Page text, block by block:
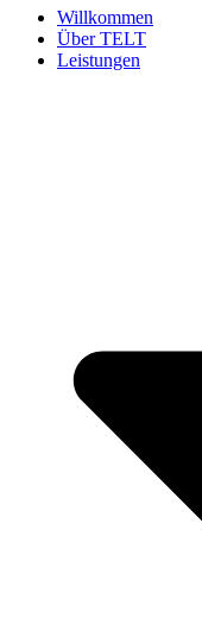
Willkommen
Über TELT
Leistungen